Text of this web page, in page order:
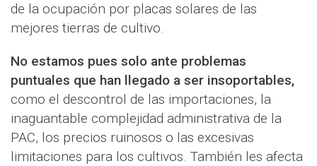
de la ocupación por placas solares de las
mejores tierras de cultivo.
No estamos pues solo ante problemas
puntuales que han llegado a ser insoportables,
como el descontrol de las importaciones, la
inaguantable complejidad administrativa de la
PAC, los precios ruinosos o las excesivas
limitaciones para los cultivos. También les afecta